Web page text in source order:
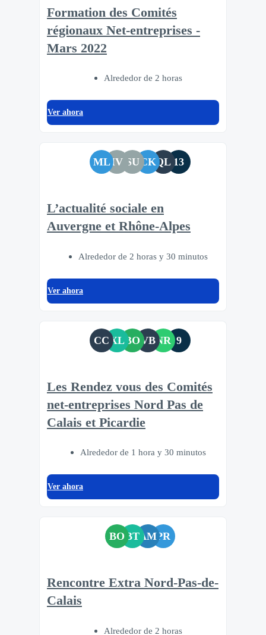
Formation des Comités
régionaux Net-entreprises -
Mars 2022
Alrededor de 2 horas
Ver ahora
ML IV SU CKQL 13
L’actualité sociale en
Auvergne et Rhône-Alpes
Alrededor de 2 horas y 30 minutos
Ver ahora
CC XL BO VB NR 9
Les Rendez vous des Comités
net-entreprises Nord Pas de
Calais et Picardie
Alrededor de 1 hora y 30 minutos
Ver ahora
BO BTAMPR
Rencontre Extra Nord-Pas-de-
Calais
Alrededor de 2 horas